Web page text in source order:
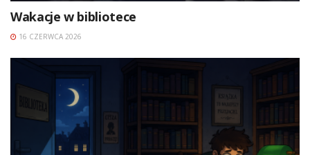
Wakacje w bibliotece
16 CZERWCA 2026